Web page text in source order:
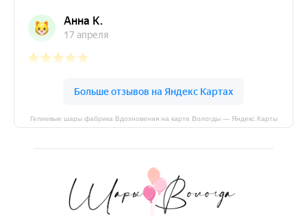
Гелиевые шары фабрика Вдохновения на карте Вологды — Яндекс Карты